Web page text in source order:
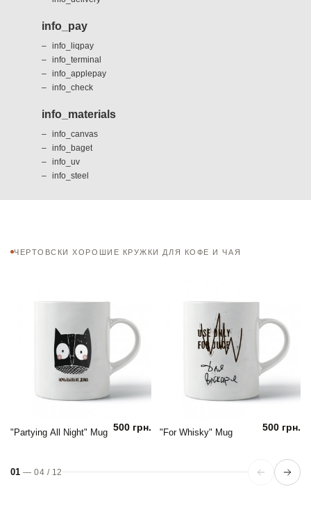
info_pay
info_liqpay
info_terminal
info_applepay
info_check
info_materials
info_canvas
info_baget
info_uv
info_steel
ЧЕРТОВСКИ ХОРОШИЕ КРУЖКИ ДЛЯ КОФЕ И ЧАЯ
"Partying All Night" Mug 500 грн. "For Whisky" Mug 500 грн.
01 —04 / 12